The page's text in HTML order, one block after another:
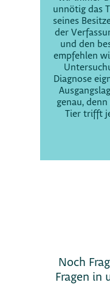
unnötig das
seines
der
und den
empfehlen
Diagnose
genau,
Tier trifft
Noch
Fragen in